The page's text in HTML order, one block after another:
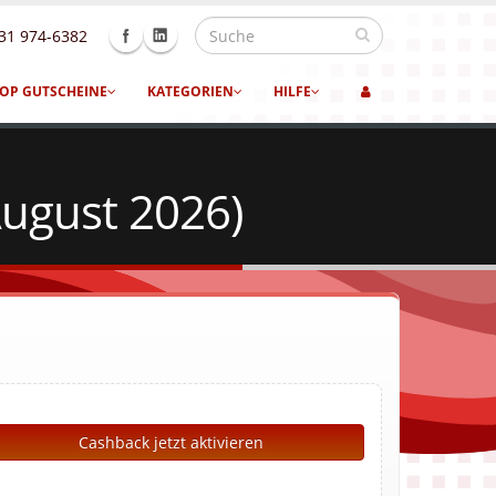
974-6382
GUTSCHEINE KATEGORIEN HILFE
2026)
Cashback jetzt aktivieren